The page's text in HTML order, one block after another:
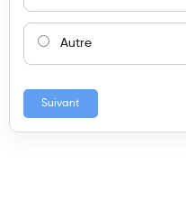
Autre
Suivant